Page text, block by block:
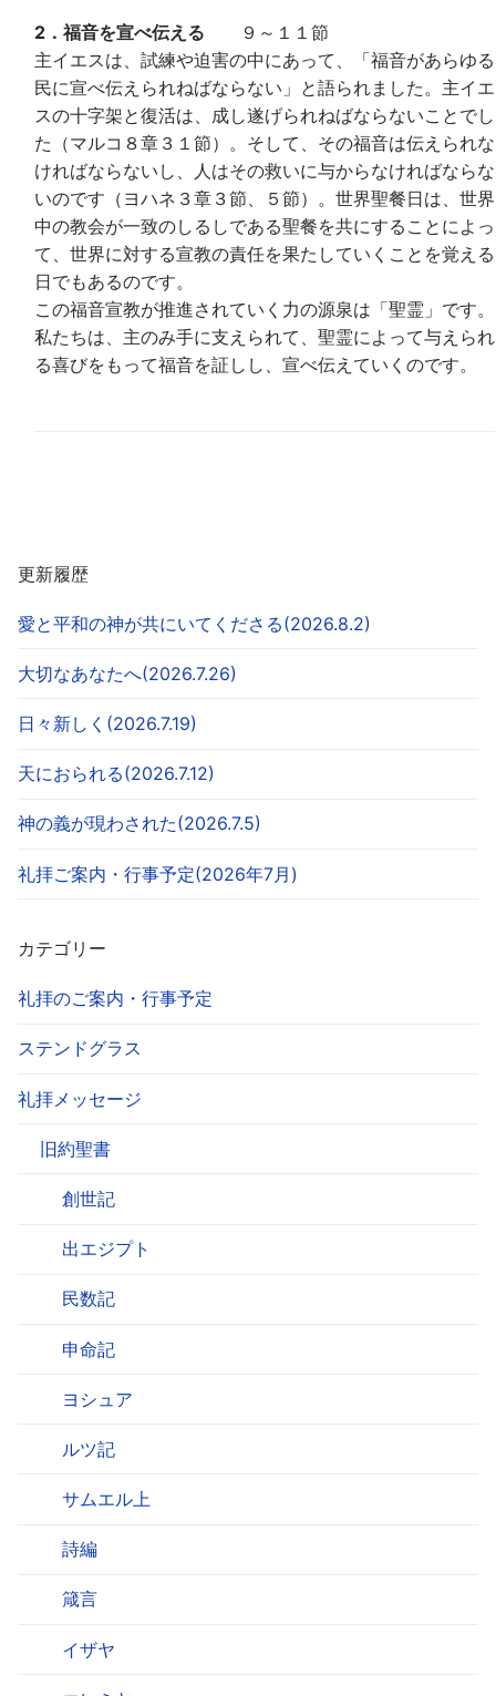
2．福音を宣べ伝える ９～１１節
主イエスは、試練や迫害の中にあって、「福音があらゆる
民に宣べ伝えられねばならない」と語られました。主イエ
スの十字架と復活は、成し遂げられねばならないことでし
た（マルコ８章３１節）。そして、その福音は伝えられな
ければならないし、人はその救いに与からなければならな
いのです（ヨハネ３章３節、５節）。世界聖餐日は、世界
中の教会が一致のしるしである聖餐を共にすることによっ
て、世界に対する宣教の責任を果たしていくことを覚える
日でもあるのです。
この福音宣教が推進されていく力の源泉は「聖霊」です。
私たちは、主のみ手に支えられて、聖霊によって与えられ
る喜びをもって福音を証しし、宣べ伝えていくのです。
更新履歴
愛と平和の神が共にいてくださる(2026.8.2)
大切なあなたへ(2026.7.26)
日々新しく(2026.7.19)
天におられる(2026.7.12)
神の義が現わされた(2026.7.5)
礼拝ご案内・行事予定(2026年7月)
カテゴリー
礼拝のご案内・行事予定
ステンドグラス
礼拝メッセージ
旧約聖書
創世記
出エジプト
民数記
申命記
ヨシュア
ルツ記
サムエル上
詩編
箴言
イザヤ